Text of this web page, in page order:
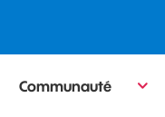
Communauté